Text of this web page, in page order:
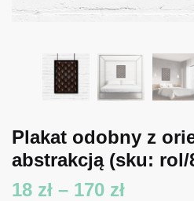
Plakat odobny z
abstrakcją (sku: rol/
18 zł – 170 złZakres